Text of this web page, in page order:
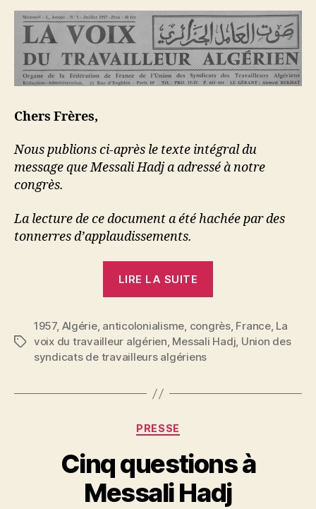
Chers Frères,
Nous publions ci-après le texte intégral du
message que Messali Hadj a adressé à notre
congrès.
La lecture de ce document a été hachée par des
tonnerres d’applaudissements.
LIRE LA SUITE
Messali
Hadj
Étiquettes
1957, Algérie, anticolonialisme, congrès, France, La
voix du travailleur algérien, Messali Hadj, Union des
syndicats de travailleurs algériens
Catégories
PRESSE
Cinq questions à
Messali Hadj
P
a
S